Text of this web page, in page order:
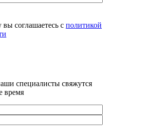
соглашаетесь с политикой
специалисты свяжутся
время